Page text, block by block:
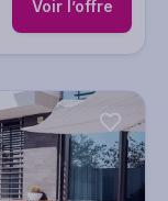
Voir l’offre